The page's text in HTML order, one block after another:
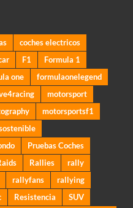
coches electricos
F1
Formula 1
one
formulaonelegend
motorsport
motorsportsf1
Pruebas Coches
Rallies
rally
rallyfans
rallying
Resistencia
SUV